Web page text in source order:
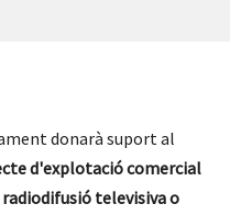
donarà suport al
d'explotació comercial
televisiva o